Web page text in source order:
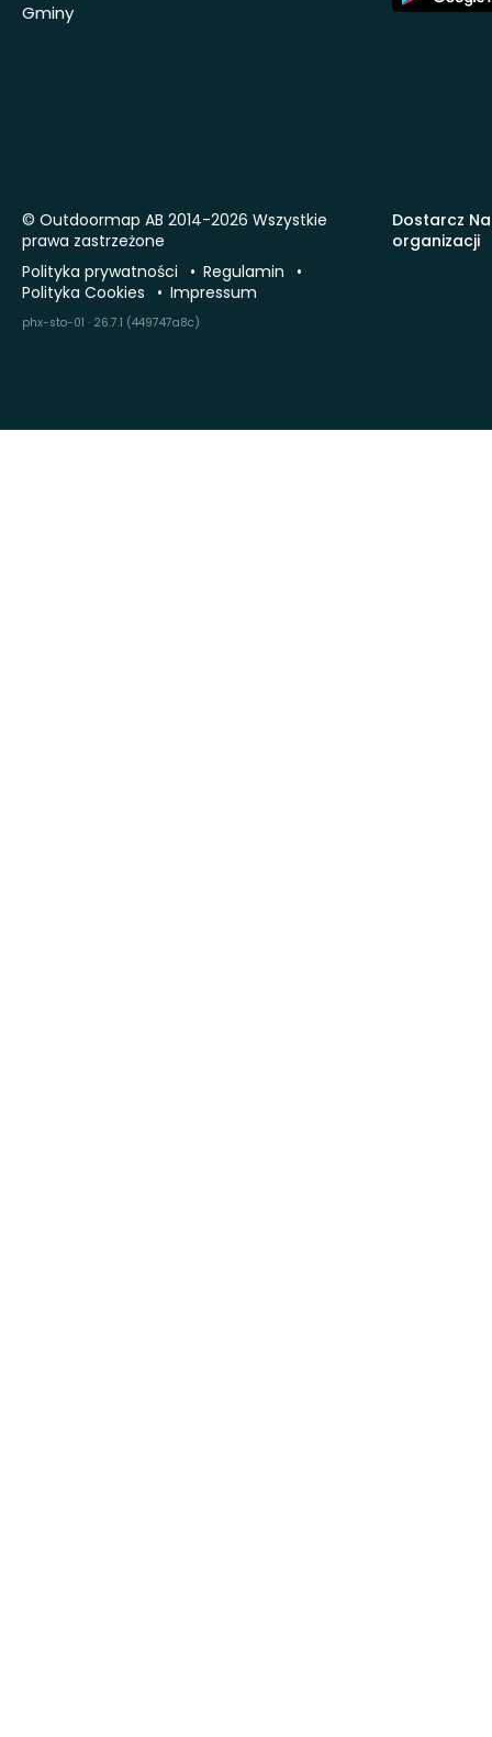
Gminy
Store
Dostarcz
organizacji
© Outdoormap AB 2014-2026 Wszystkie
prawa zastrzeżone
Polityka prywatności
Regulamin
Polityka Cookies
Impressum
phx-sto-01 · 26.7.1 (449747a8c)